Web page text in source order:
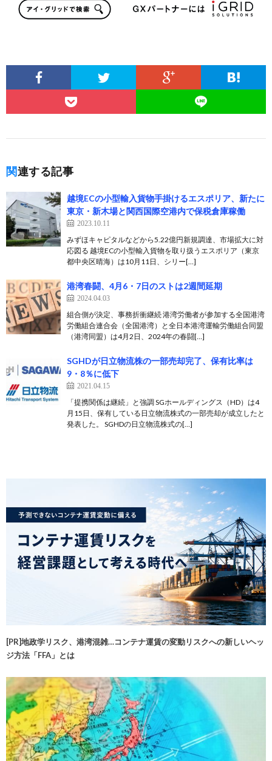
関連する記事
越境ECの小型輸入貨物手掛けるエスポリア、新たに
東京・新木場と関西国際空港内で保税倉庫稼働
2023.10.11
みずほキャピタルなどから5.22億円新規調達、市場拡大に対
応図る 越境ECの小型輸入貨物を取り扱うエスポリア（東京
都中央区晴海）は10月11日、シリー[…]
港湾春闘、4月6・7日のストは2週間延期
2024.04.03
組合側が決定、事務折衝継続 港湾労働者が参加する全国港湾
労働組合連合会（全国港湾）と全日本港湾運輸労働組合同盟
（港湾同盟）は4月2日、2024年の春闘[…]
SGHDが日立物流株の一部売却完了、保有比率は
9・8％に低下
2021.04.15
「提携関係は継続」と強調 SGホールディングス（HD）は4
月15日、保有している日立物流株式の一部売却が成立したと
発表した。 SGHDの日立物流株式の[…]
[PR]地政学リスク、港湾混雑…コンテナ運賃の変動リスクへの新しいヘッ
ジ方法「FFA」とは